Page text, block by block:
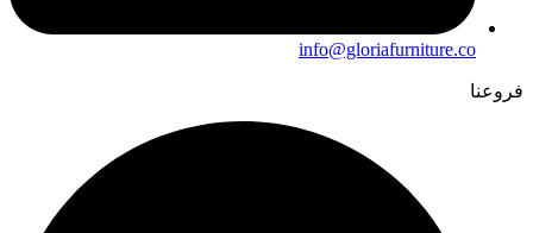
info@gloriafurniture.co
فروعنا